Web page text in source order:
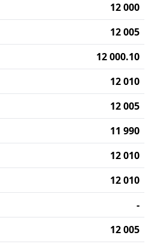
12 000
12 005
12 000.10
12 010
12 005
11 990
12 010
12 010
-
12 005